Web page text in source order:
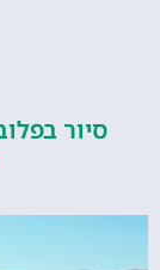
בפלובדיב